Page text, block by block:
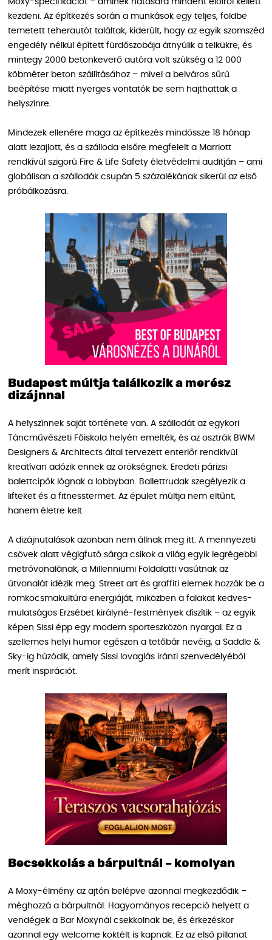
Moxy-specifikációt – aminek hatására mindent elölről kellett
kezdeni. Az építkezés során a munkások egy teljes, földbe
temetett teherautót találtak, kiderült, hogy az egyik szomszéd
engedély nélkül épített fürdőszobája átnyúlik a telkükre, és
mintegy 2000 betonkeverő autóra volt szükség a 12 000
köbméter beton szállításához – mivel a belváros sűrű
beépítése miatt nyerges vontatók be sem hajthattak a
helyszínre.
Mindezek ellenére maga az építkezés mindössze 18 hónap
alatt lezajlott, és a szálloda elsőre megfelelt a Marriott
rendkívül szigorú Fire & Life Safety életvédelmi auditján – ami
globálisan a szállodák csupán 5 százalékának sikerül az első
próbálkozásra.
Budapest múltja találkozik a merész
dizájnnal
A helyszínnek saját története van. A szállodát az egykori
Táncművészeti Főiskola helyén emelték, és az osztrák BWM
Designers & Architects által tervezett enteriőr rendkívül
kreatívan adózik ennek az örökségnek. Eredeti párizsi
balettcipők lógnak a lobbyban. Ballettrudak szegélyezik a
lifteket és a fitnesstermet. Az épület múltja nem eltűnt,
hanem életre kelt.
A dizájnutalások azonban nem állnak meg itt. A mennyezeti
csövek alatt végigfutó sárga csíkok a világ egyik legrégebbi
metróvonalának, a Millenniumi Földalatti vasútnak az
útvonalát idézik meg. Street art és graffiti elemek hozzák be a
romkocsmakultúra energiáját, miközben a falakat kedves-
mulatságos Erzsébet királyné-festmények díszítik – az egyik
képen Sissi épp egy modern sporteszközön nyargal. Ez a
szellemes helyi humor egészen a tetőbár nevéig, a Saddle &
Sky-ig húzódik, amely Sissi lovaglás iránti szenvedélyéből
merít inspirációt.
Becsekkolás a bárpultnál – komolyan
A Moxy-élmény az ajtón belépve azonnal megkezdődik –
méghozzá a bárpultnál. Hagyományos recepció helyett a
vendégek a Bar Moxynál csekkolnak be, és érkezéskor
azonnal egy welcome koktélt is kapnak. Ez az első pillanat